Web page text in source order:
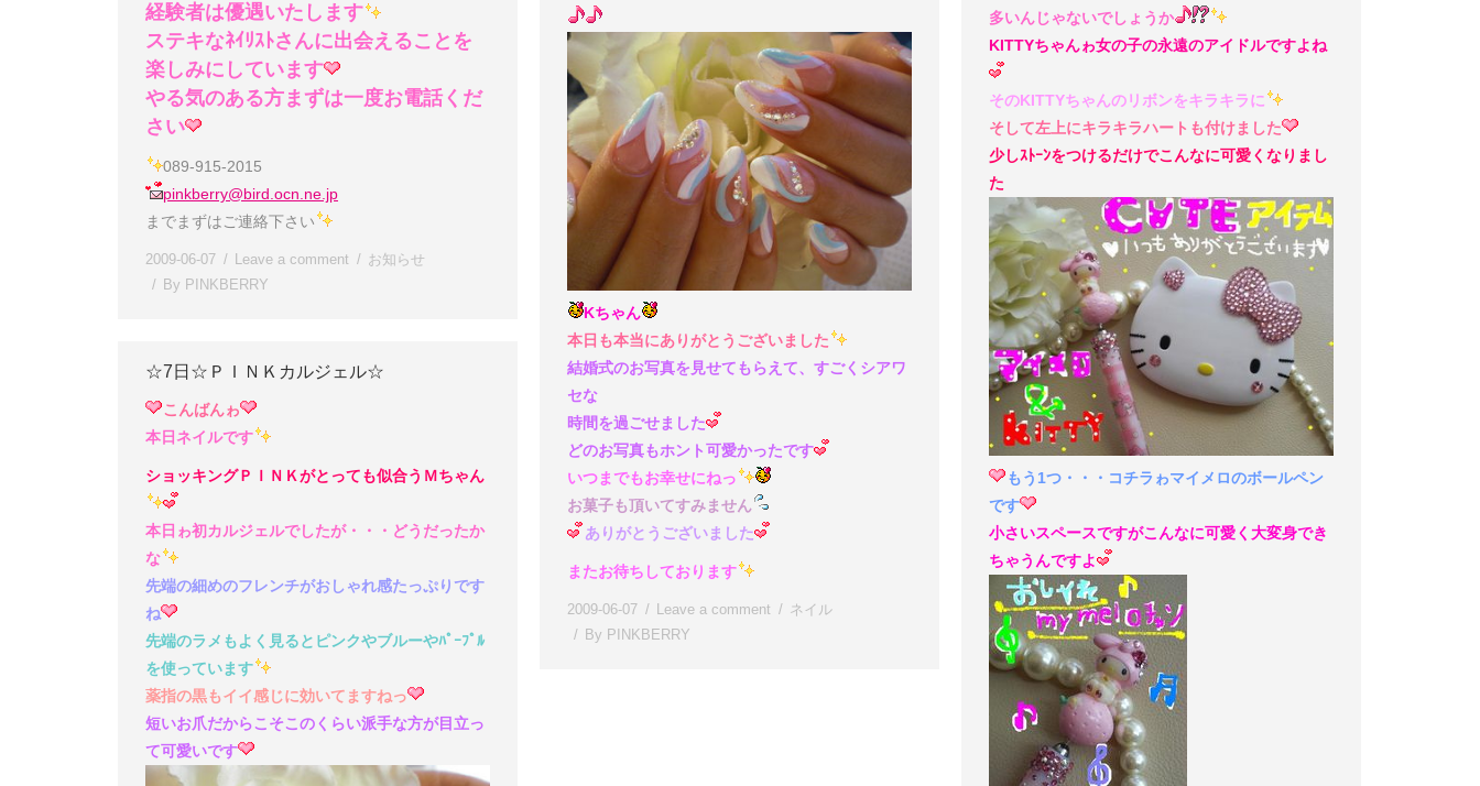
経験者は優遇いたします
ステキなﾈｲﾘｽﾄさんに出会えることを
楽しみにしています
やる気のある方まずは一度お電話くだ
さい
089-915-2015
pinkberry@bird.ocn.ne.jp
までまずはご連絡下さい
2009-06-07 Leave a comment
お知らせ
By PINKBERRY
Kちゃん
本日も本当にありがとうございました
結婚式のお写真を見せてもらえて、すごくシアワ
セな
時間を過ごせました
どのお写真もホント可愛かったです
いつまでもお幸せにねっ
お菓子も頂いてすみません
ありがとうございました
またお待ちしております
2009-06-07 Leave a comment
ネイル
By PINKBERRY
多いんじゃないでしょうか
KITTYちゃんゎ女の子の永遠のアイドルですよね
そのKITTYちゃんのリボンをキラキラに
そして左上にキラキラハートも付けました
少しｽﾄｰﾝをつけるだけでこんなに可愛くなりまし
た
もう1つ・・・コチラゎマイメロのボールペン
です
小さいスペースですがこんなに可愛く大変身でき
ちゃうんですよ
☆7日☆ＰＩＮＫカルジェル☆
こんばんゎ
本日ネイルです
ショッキングＰＩＮＫがとっても似合うＭちゃん
本日ゎ初カルジェルでしたが・・・どうだったか
な
先端の細めのフレンチがおしゃれ感たっぷりです
ね
先端のラメもよく見るとピンクやブルーやﾊﾟｰﾌﾟﾙ
を使っています
薬指の黒もイイ感じに効いてますねっ
短いお爪だからこそこのくらい派手な方が目立っ
て可愛いです